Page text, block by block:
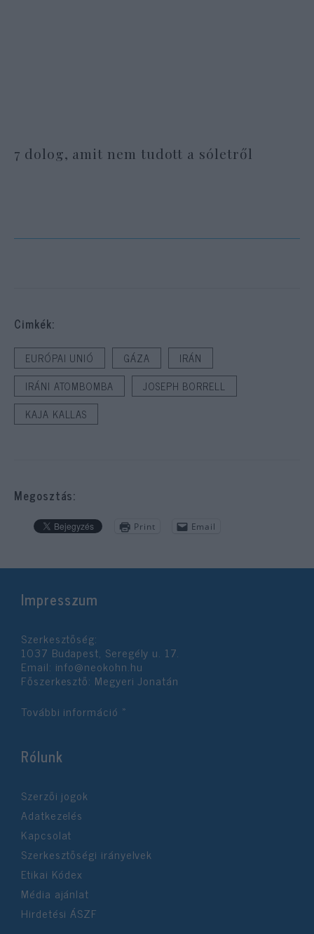
7 dolog, amit nem tudott a sóletről
Cimkék:
EURÓPAI UNIÓ GÁZA
IRÁN
IRÁNI ATOMBOMBA
JOSEPH BORRELL
KAJA KALLAS
Megosztás:
Print Email
Impresszum
Szerkesztőség:
1037 Budapest, Seregély u. 17.
Email: info@neokohn.hu
Főszerkesztő: Megyeri Jonatán
További információ »
Rólunk
Szerzői jogok
Adatkezelés
Kapcsolat
Szerkesztőségi irányelvek
Etikai Kódex
Média ajánlat
Hirdetési ÁSZF